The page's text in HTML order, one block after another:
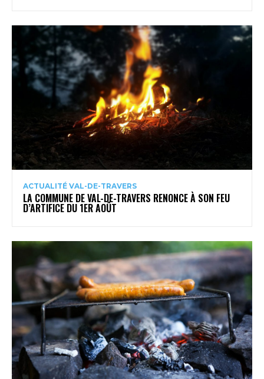
ACTUALITÉ VAL-DE-TRAVERS
LA COMMUNE DE VAL-DE-TRAVERS RENONCE À SON FEU
D’ARTIFICE DU 1ER AOÛT